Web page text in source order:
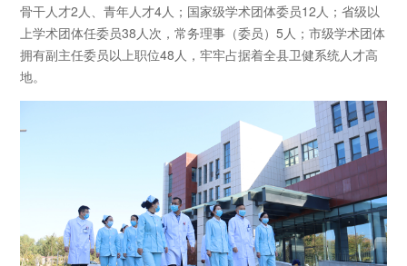
骨干人才2人、青年人才4人；国家级学术团体委员12人；省级以
上学术团体任委员38人次，常务理事（委员）5人；市级学术团体
拥有副主任委员以上职位48人，牢牢占据着全县卫健系统人才高
地。